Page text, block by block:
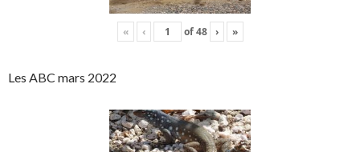
« ‹ of48 › »
Les ABC mars 2022